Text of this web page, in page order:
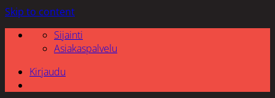
Skip to content
Sijainti
Asiakaspalvelu
Kirjaudu